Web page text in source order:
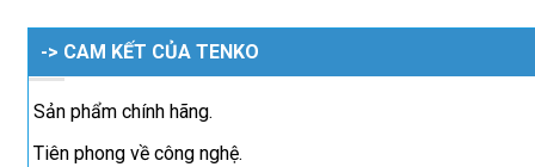
-> CAM KẾT CỦA TENKO
Sản phẩm chính hãng.
Tiên phong về công nghệ.